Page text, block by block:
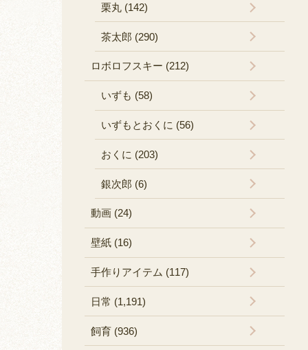
栗丸 (142)
茶太郎 (290)
ロボロフスキー (212)
いずも (58)
いずもとおくに (56)
おくに (203)
銀次郎 (6)
動画 (24)
壁紙 (16)
手作りアイテム (117)
日常 (1,191)
飼育 (936)